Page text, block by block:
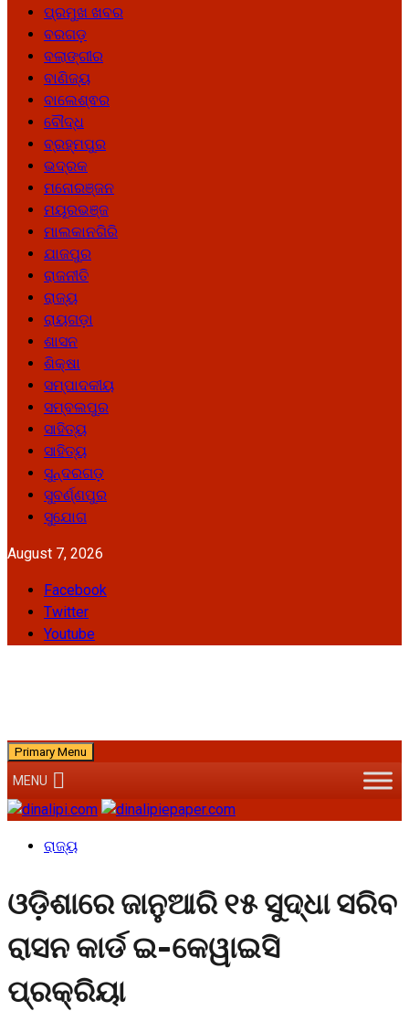
ପ୍ରମୁଖ ଖବର
ବରଗଡ଼
ବଲାଙ୍ଗୀର
ବାଣିଜ୍ୟ
ବାଲେଶ୍ଵର
ବୌଦ୍ଧ
ବ୍ରହ୍ମପୁର
ଭଦ୍ରକ
ମନୋରଞ୍ଜନ
ମୟୂରଭଞ୍ଜ
ମାଲକାନଗିରି
ଯାଜପୁର
ରାଜନୀତି
ରାଜ୍ୟ
ରାୟଗଡ଼ା
ଶାସନ
ଶିକ୍ଷା
ସମ୍ପାଦକୀୟ
ସମ୍ବଲପୁର
ସାହିତ୍ୟ
ସାହିତ୍ୟ
ସୁନ୍ଦରଗଡ଼
ସୁବର୍ଣ୍ଣପୁର
ସୁଯୋଗ
August 7, 2026
Facebook
Twitter
Youtube
Primary Menu
MENU
ରାଜ୍ୟ
ଓଡ଼ିଶାରେ ଜାନୁଆରି ୧୫ ସୁଦ୍ଧା ସରିବ
ରାସନ କାର୍ଡ ଇ-କେୱାଇସି
ପ୍ରକ୍ରିୟା